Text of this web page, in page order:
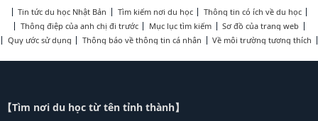
Tin tức du học Nhật Bản Tìm kiếm nơi du học
Thông tin có ích về du học
Thông điệp của anh chị đi trước
Mục lục tìm kiếm
Sơ đồ của trang web
Quy ước sử dụng
Thông báo về thông tin cá nhân Về môi trường tương thích
【Tìm nơi du học từ tên tỉnh thành】